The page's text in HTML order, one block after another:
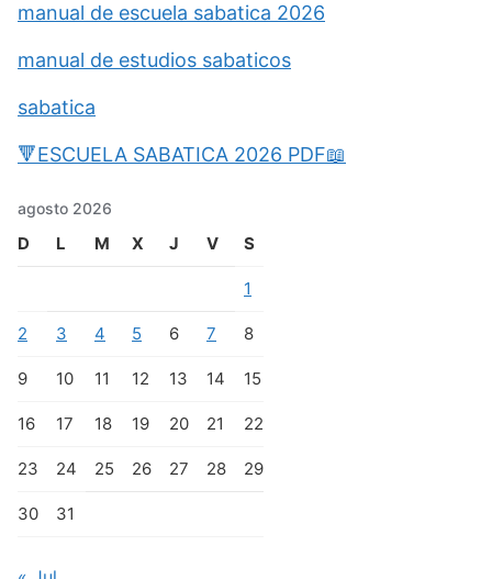
manual de escuela sabatica 2026
manual de estudios sabaticos
sabatica
🔻ESCUELA SABATICA 2026 PDF📖
agosto 2026
D L M X J V S
1
2 3 4 5 6 7 8
9 10 11 12 13 14 15
16 17 18 19 20 21 22
23 24 25 26 27 28 29
30 31